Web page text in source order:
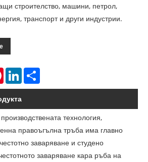
строителство, машини, петрол,
транспорт и други индустрии.
PinterestLinkedIn
технология,
правоъгълна тръба има главно
заваряване и студено
заваряване кара ръба на